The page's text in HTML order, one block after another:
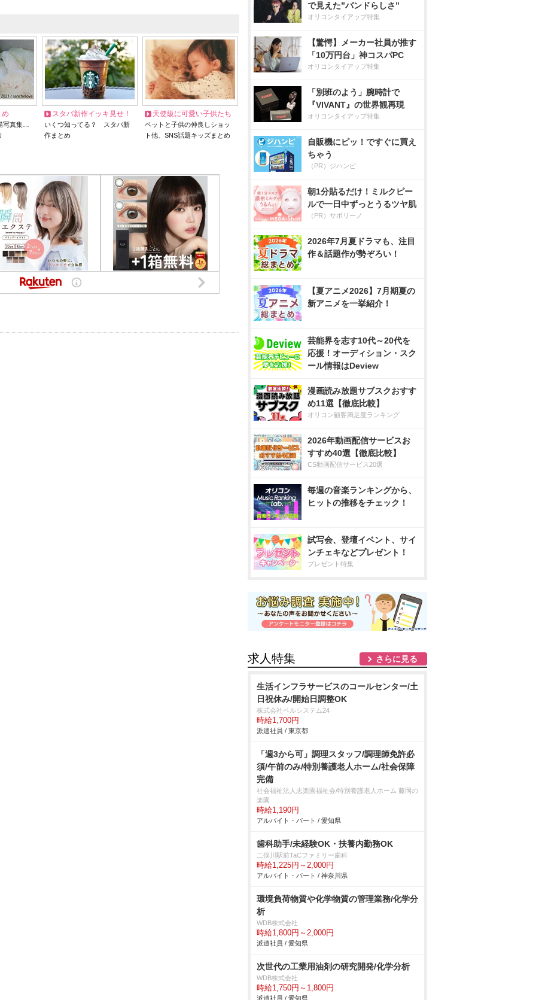
め
写真集…
スタバ新作イッキ見せ！
いくつ知ってる？ スタバ新
作まとめ
天使級に可愛い子供たち
ペットと子供の仲良しショッ
ト他、SNS話題キッズまとめ
で見えた”バンドらしさ”
オリコンタイアップ特集
【驚愕】メーカー社員が推す
「10万円台」神コスパPC
オリコンタイアップ特集
「別班のよう」腕時計で
『VIVANT』の世界観再現
オリコンタイアップ特集
自販機にピッ！ですぐに買え
ちゃう
（PR）ジハンピ
朝1分貼るだけ！ミルクピー
ルで一日中ずっとうるツヤ肌
（PR）サボリーノ
2026年7月夏ドラマも、注目
作＆話題作が勢ぞろい！
【夏アニメ2026】7月期夏の
新アニメを一挙紹介！
芸能界を志す10代～20代を
応援！オーディション・スク
ール情報はDeview
漫画読み放題サブスクおすす
め11選【徹底比較】
オリコン顧客満足度ランキング
2026年動画配信サービスお
すすめ40選【徹底比較】
CS動画配信サービス20選
毎週の音楽ランキングから、
ヒットの推移をチェック！
試写会、登壇イベント、サイ
ンチェキなどプレゼント！
プレゼント特集
求人特集 さらに見る
生活インフラサービスのコールセンター/土
日祝休み/開始日調整OK
株式会社ベルシステム24
時給1,700円
派遣社員 / 東京都
「週3から可」調理スタッフ/調理師免許必
須/午前のみ/特別養護老人ホーム/社会保障
完備
社会福祉法人志楽園福祉会/特別養護老人ホーム 藤岡の
楽園
時給1,190円
アルバイト・パート / 愛知県
歯科助手/未経験OK・扶養内勤務OK
二俣川駅前TaCファミリー歯科
時給1,225円～2,000円
アルバイト・パート / 神奈川県
環境負荷物質や化学物質の管理業務/化学分
析
WDB株式会社
時給1,800円～2,000円
派遣社員 / 愛知県
次世代の工業用油剤の研究開発/化学分析
WDB株式会社
時給1,750円～1,800円
派遣社員 / 愛知県